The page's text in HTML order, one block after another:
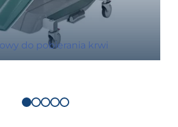
do pobierania krwi